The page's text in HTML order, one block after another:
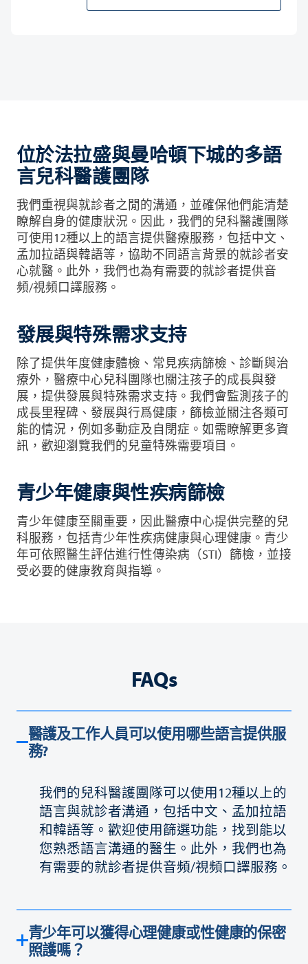
位於法拉盛與曼哈頓下城的多語
言兒科醫護團隊
我們重視與就診者之閒的溝通，並確保他們能清楚
瞭解自身的健康狀況。因此，我們的兒科醫護團隊
可使用12種以上的語言提供醫療服務，包括中文、
孟加拉語與韓語等，協助不同語言背景的就診者安
心就醫。此外，我們也為有需要的就診者提供音
頻/視頻口譯服務。
發展與特殊需求支持
除了提供年度健康體檢、常見疾病篩檢、診斷與治
療外，醫療中心兒科團隊也關注孩子的成長與發
展，提供發展與特殊需求支持。我們會監測孩子的
成長里程碑、發展與行爲健康，篩檢並關注各類可
能的情況，例如多動症及自閉症。如需瞭解更多資
訊，歡迎瀏覽我們的兒童特殊需要項目。
青少年健康與性疾病篩檢
青少年健康至關重要，因此醫療中心提供完整的兒
科服務，包括青少年性疾病健康與心理健康。青少
年可依照醫生評估進行性傳染病（STI）篩檢，並接
受必要的健康教育與指導。
FAQs
醫護及工作人員可以使用哪些語言提供服
務?
我們的兒科醫護團隊可以使用12種以上的
語言與就診者溝通，包括中文、孟加拉語
和韓語等。歡迎使用篩選功能，找到能以
您熟悉語言溝通的醫生。此外，我們也為
有需要的就診者提供音頻/視頻口譯服務。
青少年可以獲得心理健康或性健康的保密
照護嗎？